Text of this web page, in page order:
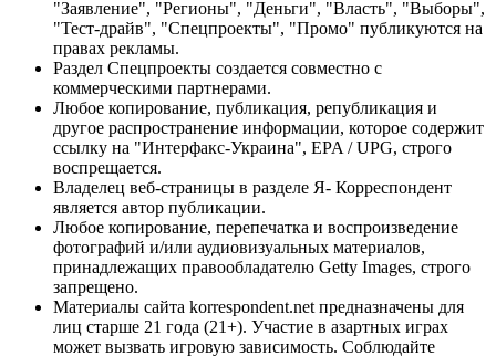
"Заявление", "Регионы", "Деньги", "Власть", "Выборы",
"Тест-драйв", "Спецпроекты", "Промо" публикуются на
правах рекламы.
Раздел Спецпроекты создается совместно с
коммерческими партнерами.
Любое копирование, публикация, републикация и
другое распространение информации, которое содержит
ссылку на "Интерфакс-Украина", EPA / UPG, строго
воспрещается.
Владелец веб-страницы в разделе Я- Корреспондент
является автор публикации.
Любое копирование, перепечатка и воспроизведение
фотографий и/или аудиовизуальных материалов,
принадлежащих правообладателю Getty Images, строго
запрещено.
Материалы сайта korrespondent.net предназначены для
лиц старше 21 года (21+). Участие в азартных играх
может вызвать игровую зависимость. Соблюдайте